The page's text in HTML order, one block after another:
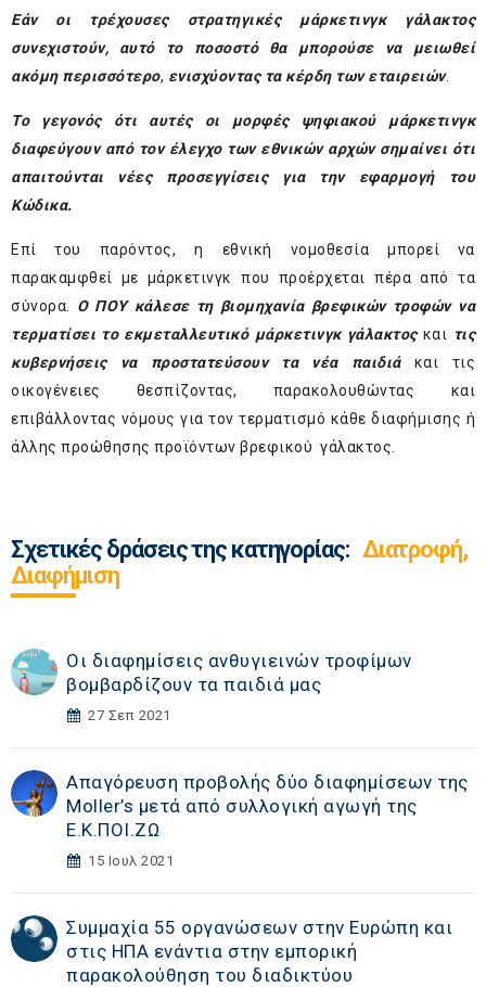
Εάν οι τρέχουσες στρατηγικές μάρκετινγκ γάλακτος
συνεχιστούν, αυτό το ποσοστό θα μπορούσε να μειωθεί
ακόμη περισσότερο, ενισχύοντας τα κέρδη των εταιρειών.
Το γεγονός ότι αυτές οι μορφές ψηφιακού μάρκετινγκ
διαφεύγουν από τον έλεγχο των εθνικών αρχών σημαίνει ότι
απαιτούνται νέες προσεγγίσεις για την εφαρμογή του
Κώδικα.
Επί του παρόντος, η εθνική νομοθεσία μπορεί να
παρακαμφθεί με μάρκετινγκ που προέρχεται πέρα ​​από τα
σύνορα. Ο ΠΟΥ κάλεσετη βιομηχανία βρεφικών τροφών να
τερματίσει το εκμεταλλευτικό μάρκετινγκ γάλακτοςκαι τις
κυβερνήσεις να προστατεύσουν τα νέα παιδιάκαι τις
οικογένειες θεσπίζοντας, παρακολουθώντας και
επιβάλλοντας νόμους για τον τερματισμό κάθε διαφήμισης ή
άλλης προώθησης προϊόντων βρεφικού γάλακτος.
Σχετικές δράσεις της κατηγορίας: Διατροφή,
Διαφήμιση
Οι διαφημίσεις ανθυγιεινών τροφίμων
βομβαρδίζουν τα παιδιά μας
27 Σεπ 2021
Απαγόρευση προβολής δύο διαφημίσεων της
Moller’s μετά από συλλογική αγωγή της
Ε.Κ.ΠΟΙ.ΖΩ
15 Ιουλ 2021
Συμμαχία 55 οργανώσεων στην Ευρώπη και
στις ΗΠΑ ενάντια στην εμπορική
παρακολούθηση του διαδικτύου